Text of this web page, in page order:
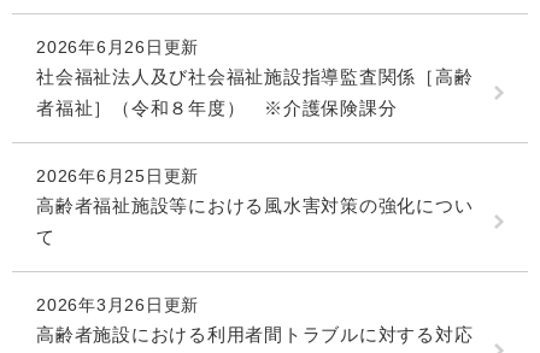
2026年6月26日更新
社会福祉法人及び社会福祉施設指導監査関係［高齢
者福祉］（令和８年度） ※介護保険課分
2026年6月25日更新
高齢者福祉施設等における風水害対策の強化につい
て
2026年3月26日更新
高齢者施設における利用者間トラブルに対する対応